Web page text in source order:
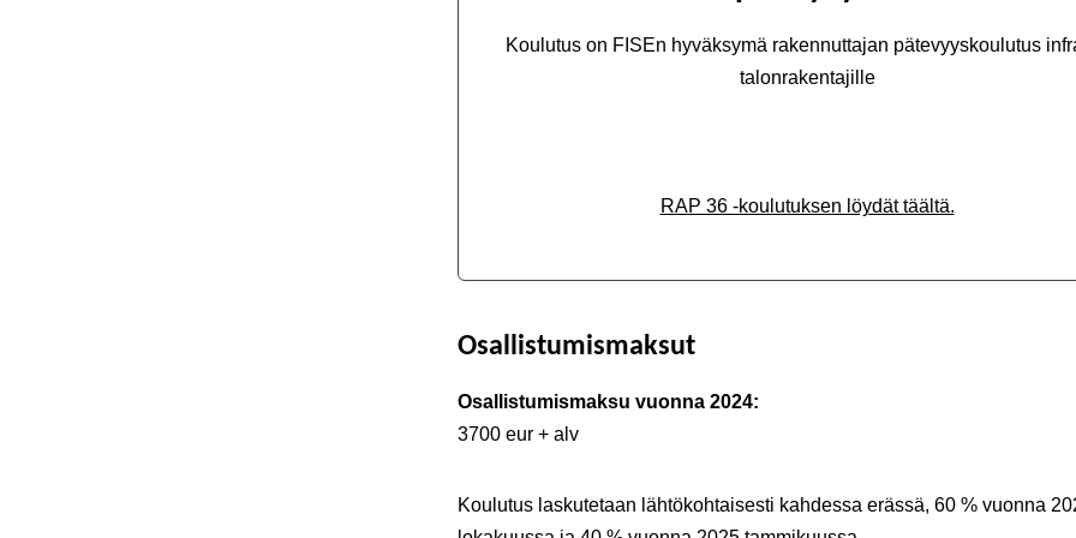
Koulutus on FISEn hyväksymä rakennuttajan pätevyyskoulutus
talonrakentajille
RAP 36 -koulutuksen löydät täältä.
Osallistumismaksut
Osallistumismaksu vuonna 2024:
3700 eur + alv
Koulutus laskutetaan lähtökohtaisesti kahdessa erässä, 60 % vuonna